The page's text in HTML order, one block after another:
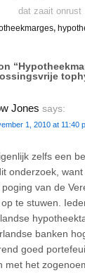
dat zaait onrust
,
“
Jones says:
1, 2010 at 11:40
zelfs een
onderzoek, want
van de
te stuwen.
banken
goed
met het